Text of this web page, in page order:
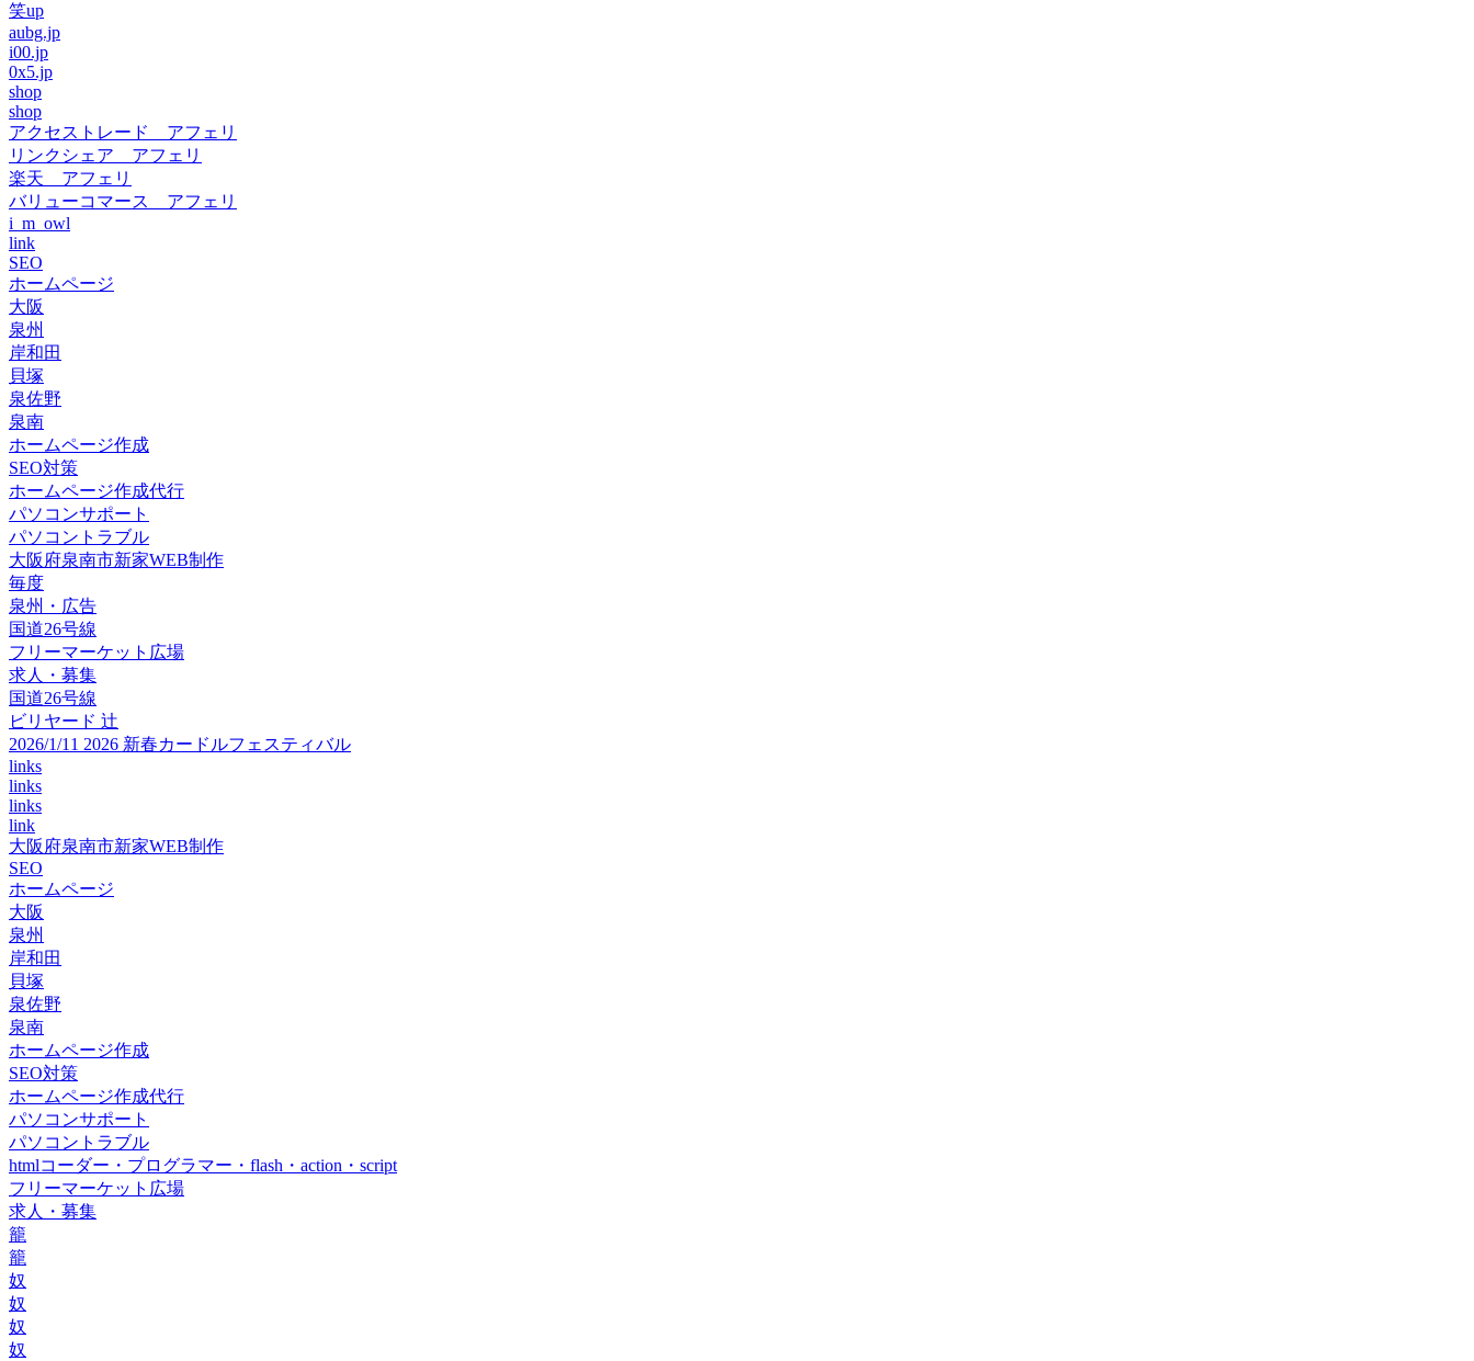
笑up
aubg.jp
i00.jp
0x5.jp
shop
shop
アクセストレード アフェリ
リンクシェア アフェリ
楽天 アフェリ
バリューコマース アフェリ
i_m_owl
link
SEO
ホームページ
大阪
泉州
岸和田
貝塚
泉佐野
泉南
ホームページ作成
SEO対策
ホームページ作成代行
パソコンサポート
パソコントラブル
大阪府泉南市新家WEB制作
毎度
泉州・広告
国道26号線
フリーマーケット広場
求人・募集
国道26号線
ビリヤード 辻
2026/1/11 2026 新春カードルフェスティバル
links
links
links
link
大阪府泉南市新家WEB制作
SEO
ホームページ
大阪
泉州
岸和田
貝塚
泉佐野
泉南
ホームページ作成
SEO対策
ホームページ作成代行
パソコンサポート
パソコントラブル
htmlコーダー・プログラマー・flash・action・script
フリーマーケット広場
求人・募集
籠
籠
奴
奴
奴
奴